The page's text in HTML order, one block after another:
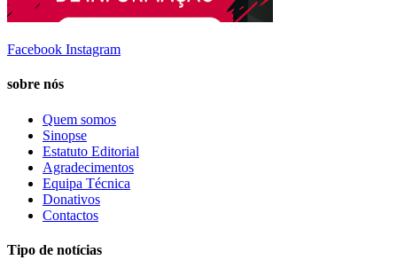
Facebook Instagram
sobre nós
Quem somos
Sinopse
Estatuto Editorial
Agradecimentos
Equipa Técnica
Donativos
Contactos
Tipo de notícias